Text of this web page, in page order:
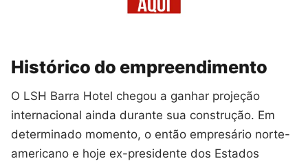
Histórico do empreendimento
O LSH Barra Hotel chegou a ganhar projeção
internacional ainda durante sua construção. Em
determinado momento, o então empresário norte-
americano e hoje ex-presidente dos Estados